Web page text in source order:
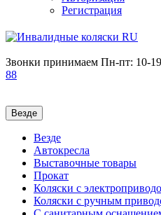
Регистрация
Звонки принимаем Пн-пт: 10-
88
Везде
Везде
Автокресла
Выставочные товары
Прокат
Коляски с
Коляски с ручным